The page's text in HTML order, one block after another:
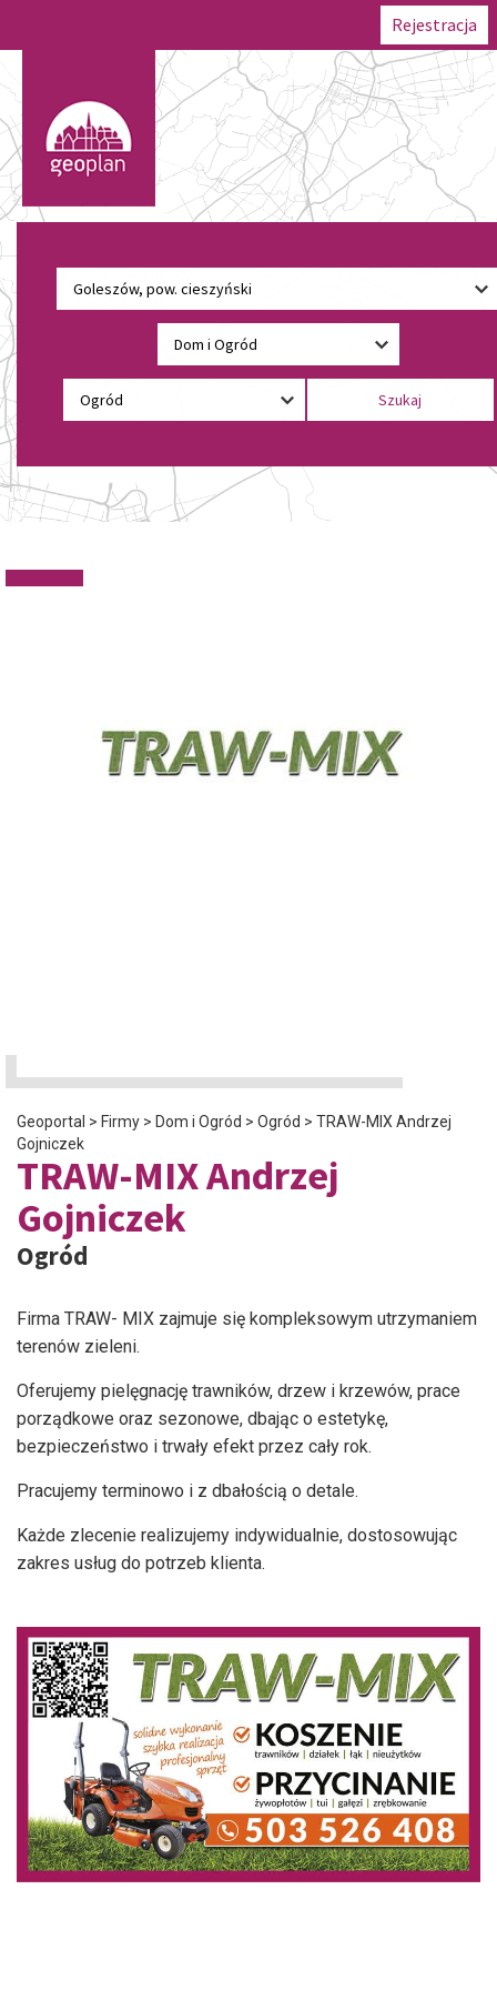
Rejestracja
Geoportal > Firmy > Dom i Ogród > Ogród > TRAW-MIX Andrzej
Gojniczek
TRAW-MIX Andrzej
Gojniczek
Ogród
Firma TRAW- MIX zajmuje się kompleksowym utrzymaniem
terenów zieleni.
Oferujemy pielęgnację trawników, drzew i krzewów, prace
porządkowe oraz sezonowe, dbając o estetykę,
bezpieczeństwo i trwały efekt przez cały rok.
Pracujemy terminowo i z dbałością o detale.
Każde zlecenie realizujemy indywidualnie, dostosowując
zakres usług do potrzeb klienta.